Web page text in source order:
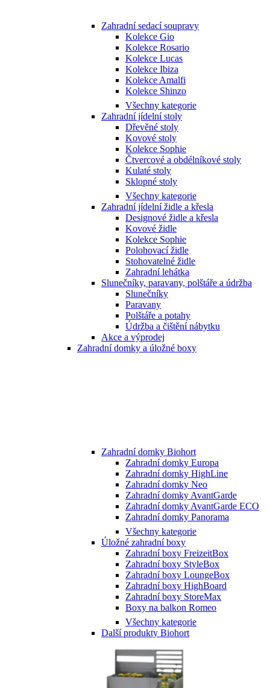
Zahradní sedací soupravy
Kolekce Gio
Kolekce Rosario
Kolekce Lucas
Kolekce Ibiza
Kolekce Amalfi
Kolekce Shinzo
Všechny kategorie
Zahradní jídelní stoly
Dřevěné stoly
Kovové stoly
Kolekce Sophie
Čtvercové a obdélníkové stoly
Kulaté stoly
Sklopné stoly
Všechny kategorie
Zahradní jídelní židle a křesla
Designové židle a křesla
Kovové židle
Kolekce Sophie
Polohovací židle
Stohovatelné židle
Zahradní lehátka
Slunečníky, paravany, polštáře a údržba
Slunečníky
Paravany
Polštáře a potahy
Údržba a čištění nábytku
Akce a výprodej
Zahradní domky a úložné boxy
Zahradní domky Biohort
Zahradní domky Europa
Zahradní domky HighLine
Zahradní domky Neo
Zahradní domky AvantGarde
Zahradní domky AvantGarde ECO
Zahradní domky Panorama
Všechny kategorie
Úložné zahradní boxy
Zahradní boxy FreizeitBox
Zahradní boxy StyleBox
Zahradní boxy LoungeBox
Zahradní boxy HighBoard
Zahradní boxy StoreMax
Boxy na balkon Romeo
Všechny kategorie
Další produkty Biohort